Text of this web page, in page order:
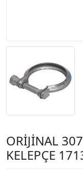
ORİJİNAL
KELEPÇE